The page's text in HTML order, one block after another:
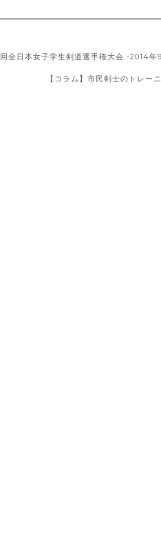
全日本女子学生剣道選手権大会 -2014年
【コラム】市民剣士のトレ